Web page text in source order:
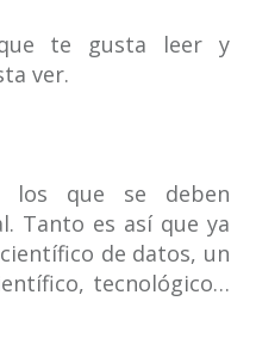
te gusta leer y
ver.
que se deben
Tanto es así que ya
de datos, un
tecnológico…